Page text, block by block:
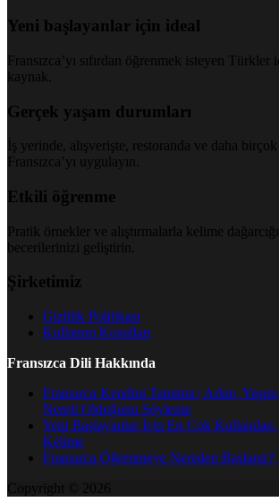
Yeni başlayanlar için ideal
Fransızca’yı sıfırdan öğrenmek isteyen
kaynak.
Gerçek yaşam durumları
İş yerinde, alışverişte, restoranda ve daha
Fransızca’yı uygulayın.
Etkili öğrenme
Pratik örnekler ve alıştırmalarla kelime
becerilerinizi geliştirin.
Şirketimiz
Gizlilik Politikası
Kullanım Koşulları
Fransızca Dili Hakkında
Fransızca Kendini Tanıtma | Adını,
Nereli Olduğunu Söyleme
Yeni Başlayanlar İçin En Çok Kullanılan
Kelime
Fransızca Öğrenmeye Nereden
Copyright © 2026